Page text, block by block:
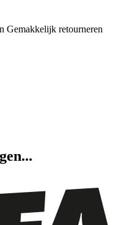
Gemakkelijk retourneren